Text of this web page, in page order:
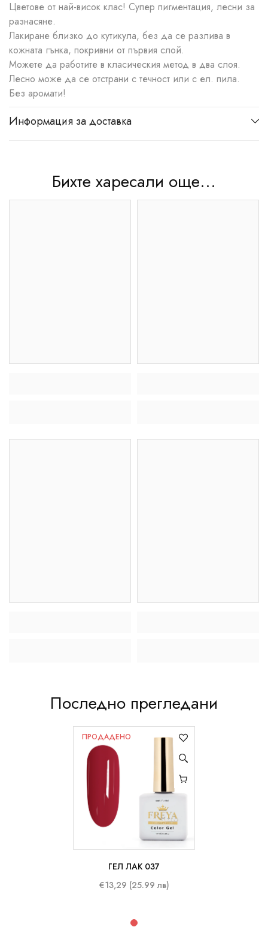
Цветове от най-висок клас! Супер пигментация, лесни за
разнасяне.
Лакиране близко до кутикула, без да се разлива в
кожната гънка, покривни от първия слой.
Можете да работите в класическия метод в два слоя.
Лесно може да се отстрани с течност или с ел. пила.
Без аромати!
Информация за доставка
Бихте харесали още...
Последно прегледани
ПРОДАДЕНО
ГЕЛ ЛАК 037
€13,29 (25.99 лв)